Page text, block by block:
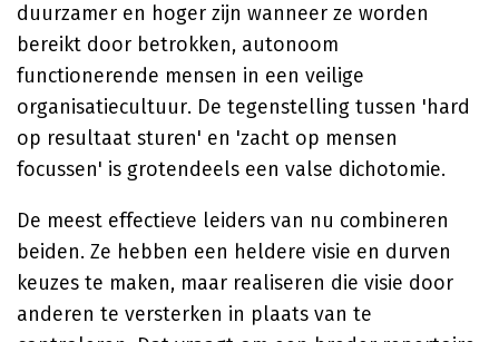
duurzamer en hoger zijn wanneer ze worden
bereikt door betrokken, autonoom
functionerende mensen in een veilige
organisatiecultuur. De tegenstelling tussen 'hard
op resultaat sturen' en 'zacht op mensen
focussen' is grotendeels een valse dichotomie.
De meest effectieve leiders van nu combineren
beiden. Ze hebben een heldere visie en durven
keuzes te maken, maar realiseren die visie door
anderen te versterken in plaats van te